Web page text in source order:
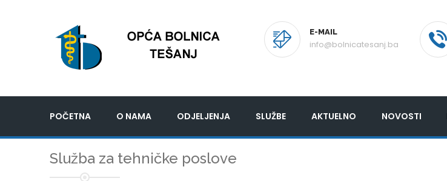
E-MAIL
info@bolnicatesanj.ba
POČETNA O NAMA ODJELJENJA SLUŽBE AKTUELNO NOVOSTI
Služba za tehničke poslove